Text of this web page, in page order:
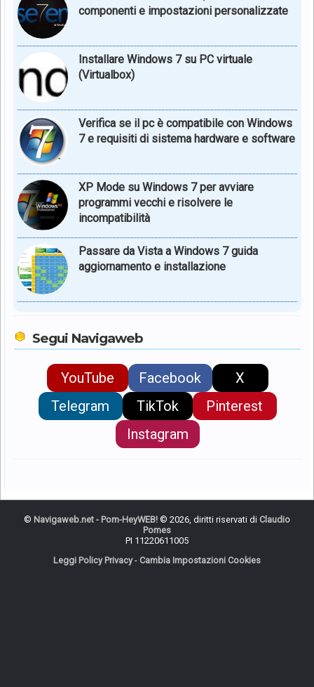
componenti e impostazioni personalizzate
Installare Windows 7 su PC virtuale
(Virtualbox)
Verifica se il pc è compatibile con Windows
7 e requisiti di sistema hardware e software
XP Mode su Windows 7 per avviare
programmi vecchi e risolvere le
incompatibilità
Passare da Vista a Windows 7 guida
aggiornamento e installazione
Segui Navigaweb
YouTube Facebook
X
Telegram
TikTok
Pinterest
Instagram
© Navigaweb.net - Pom-HeyWEB! © 2026, diritti riservati di Claudio
Pomes
PI 11220611005
Leggi Policy Privacy- Cambia Impostazioni Cookies